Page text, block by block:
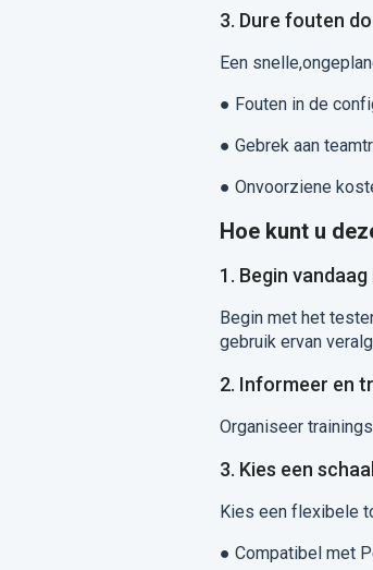
3. Dure fouten
Een
● Fouten in de
● Gebrek aan
● Onvoorziene
Hoe kunt u
1. Begin
Begin met het
gebruik ervan
2. Informeer en
Organiseer
3. Kies een
Kies een flexibele
● Compatibel met